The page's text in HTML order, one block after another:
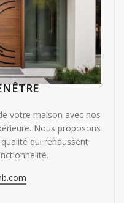
votre maison avec nos
Nous proposons
qui rehaussent